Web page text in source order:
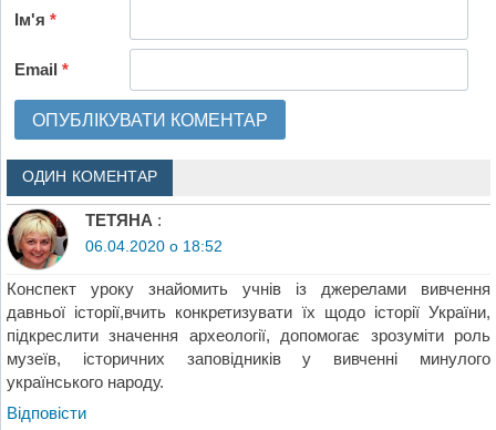
Ім'я*
Email*
ОДИН КОМЕНТАР
ТЕТЯНА :
06.04.2020 о 18:52
Конспект уроку знайомить учнів із джерелами вивчення
давньої історії,вчить конкретизувати їх щодо історії України,
підкреслити значення археології, допомогає зрозуміти роль
музеїв, історичних заповідників у вивченні минулого
українського народу.
Відповіcти